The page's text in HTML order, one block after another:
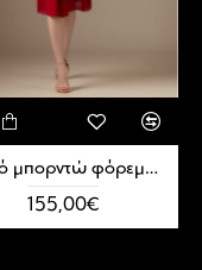
Kοντό μπορντώ φόρεμα με διαφάνεια
155,00€